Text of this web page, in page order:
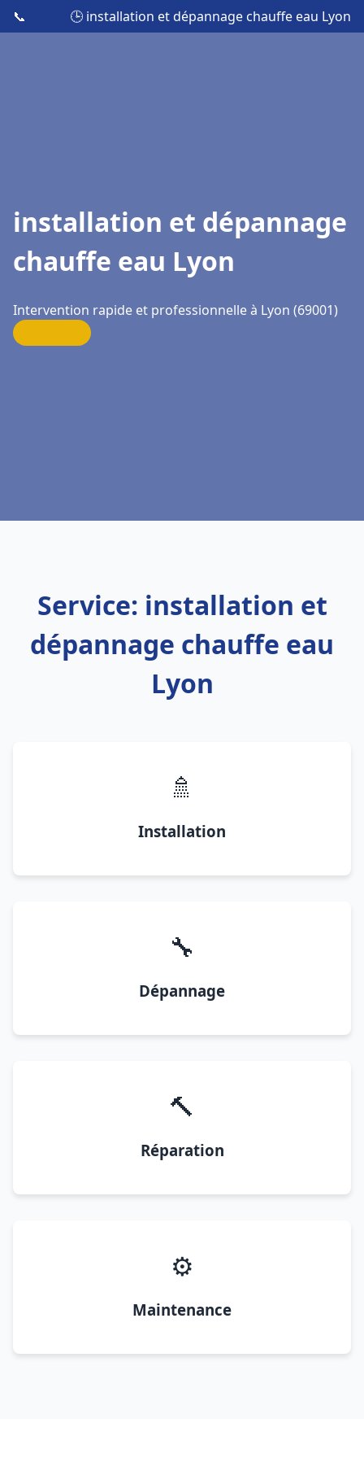
📞 🕒 installation et dépannage chauffe eau Lyon
installation et dépannage
chauffe eau Lyon
Intervention rapide et professionnelle à Lyon (69001)
Service: installation et
dépannage chauffe eau
Lyon
🚿
Installation
🔧
Dépannage
🔨
Réparation
⚙️
Maintenance